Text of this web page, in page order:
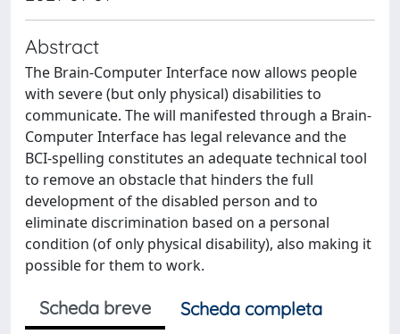
Abstract
The Brain-Computer Interface now allows people
with severe (but only physical) disabilities to
communicate. The will manifested through a Brain-
Computer Interface has legal relevance and the
BCI-spelling constitutes an adequate technical tool
to remove an obstacle that hinders the full
development of the disabled person and to
eliminate discrimination based on a personal
condition (of only physical disability), also making it
possible for them to work.
Scheda breve
Scheda completa